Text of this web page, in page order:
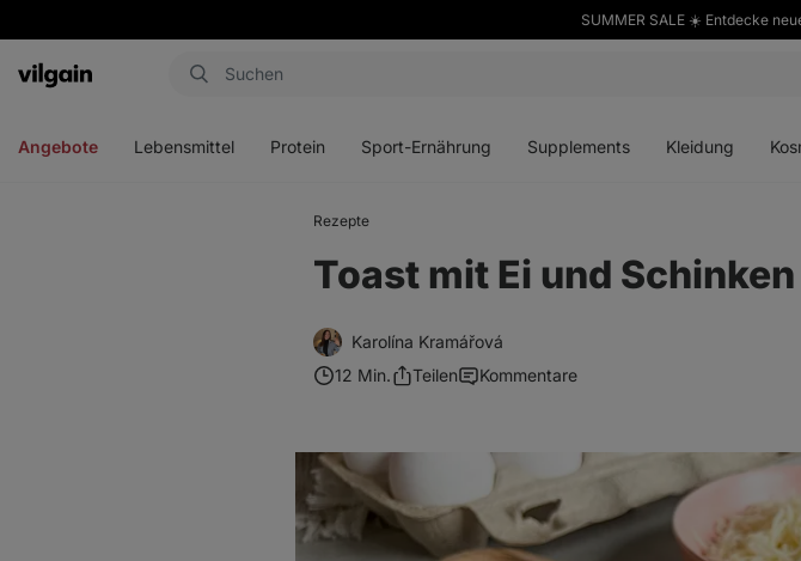
SUMMER SALE ☀️ Entdecke
Aktin
Angebote Lebensmittel Protein Sport-Ernährung Supplements Kleidung
Rezepte
Toast mit Ei und
Karolína Kramářová
12 Min.
Teilen Kommentare